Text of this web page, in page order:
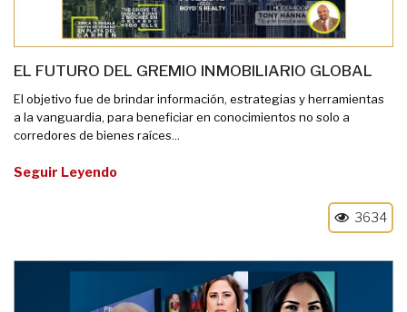
EL FUTURO DEL GREMIO INMOBILIARIO GLOBAL
El objetivo fue de brindar información, estrategias y herramientas
a la vanguardia, para beneficiar en conocimientos no solo a
corredores de bienes raíces...
Seguir Leyendo
3634